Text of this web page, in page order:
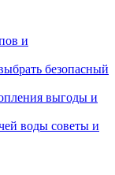
и
безопасный
выгоды и
воды советы и